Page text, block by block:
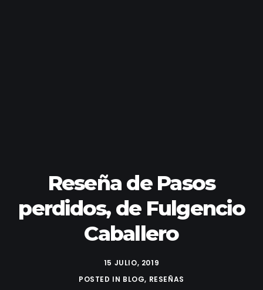
Reseña de Pasos
perdidos, de Fulgencio
Caballero
15 JULIO, 2019
POSTED IN BLOG, RESEÑAS